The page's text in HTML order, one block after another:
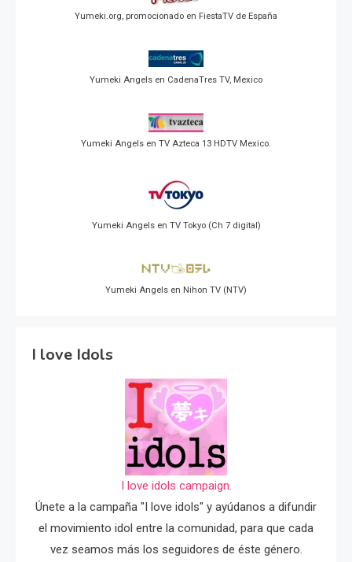
Yumeki.org, promocionado en FiestaTV de España
Yumeki Angels en CadenaTres TV, Mexico
Yumeki Angels en TV Azteca 13 HDTV Mexico.
Yumeki Angels en TV Tokyo (Ch 7 digital)
Yumeki Angels en Nihon TV (NTV)
I love Idols
I love idols campaign.
Únete a la campaña "I love idols" y ayúdanos a difundir
el movimiento idol entre la comunidad, para que cada
vez seamos más los seguidores de éste género.